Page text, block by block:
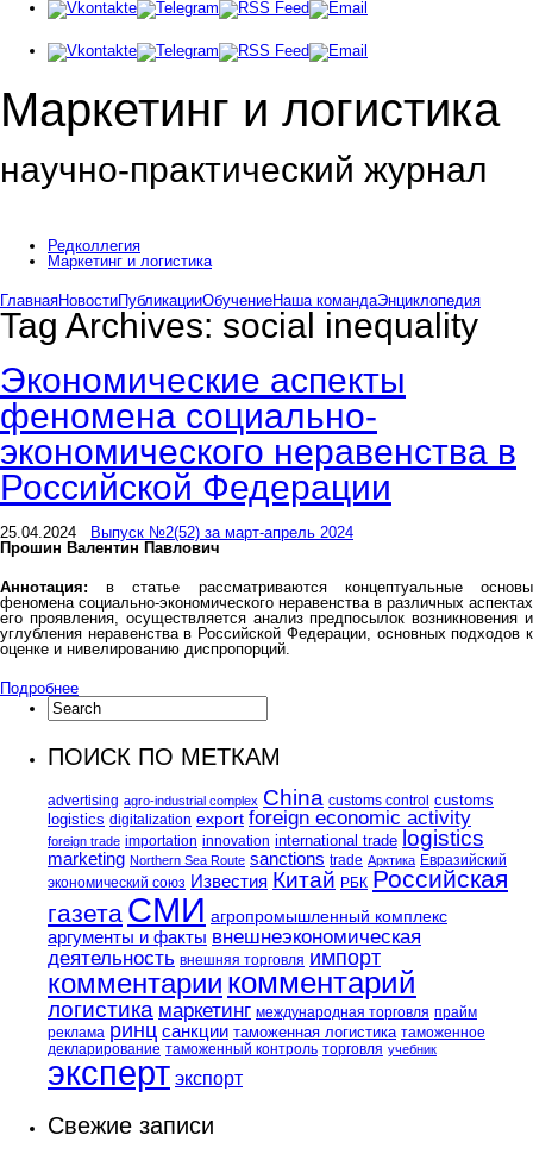
Маркетинг и логистика
научно-практический журнал
Редколлегия
Маркетинг и логистика
ГлавнаяНовостиПубликацииОбучениеНаша командаЭнциклопедия
Tag Archives: social inequality
Экономические аспекты
феномена социально-
экономического неравенства в
Российской Федерации
25.04.2024
Выпуск №2(52) за март-апрель 2024
Прошин Валентин Павлович
Аннотация: в статье рассматриваются концептуальные основы
феномена социально-экономического неравенства в различных аспектах
его проявления, осуществляется анализ предпосылок возникновения и
углубления неравенства в Российской Федерации, основных подходов к
оценке и нивелированию диспропорций.
Подробнее
ПОИСК ПО МЕТКАМ
advertising agro-industrial complex China customs control customs
logistics digitalization export foreign economic activity
foreign trade importation innovation international trade logistics
marketing Northern Sea Route sanctions trade Арктика Евразийский
экономический союз Известия Китай РБК Российская
газета СМИ агропромышленный комплекс
аргументы и факты внешнеэкономическая
деятельность внешняя торговля импорт
комментарии комментарий
логистика маркетинг международная торговля прайм
реклама ринц санкции таможенная логистика таможенное
декларирование таможенный контроль торговля учебник
эксперт экспорт
Свежие записи